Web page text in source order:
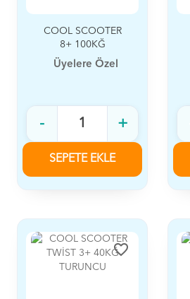
COOL SCOOTER
8+ 100KĞ
Üyelere Özel
- +
SEPETE EKLE
favorite_border